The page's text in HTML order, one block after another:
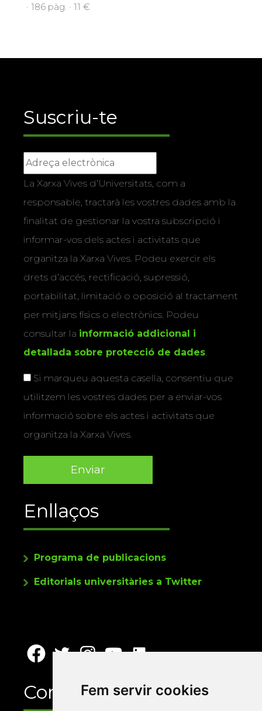
Fem servir cookies
· 186 pàg. · 11 €
Suscriu-te
La Xarxa Vives d’Universitats, com a
responsable, tractarà les vostres dades amb la
finalitat de gestionar la vostra subscripció i
informar-vos dels actes i activitats que
organitza la Xarxa Vives. Podeu exercir els
drets d’accés, rectificació, supressió,
portabilitat, limitació o oposició al tractament
per mitjans físics o electrònics. Podeu
consultar la informació addicional i
detallada sobre protecció de dades
Si marqueu aquesta casella, consentiu que
utilitzem les vostres dades per a enviar-vos
informació sobre els actes i activitats que
organitza la Xarxa Vives.
Enllaços
Programa de publicacions
Editorials universitàries a Twitter
Contacte